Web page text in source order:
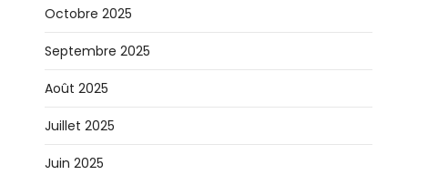
Octobre 2025
Septembre 2025
Août 2025
Juillet 2025
Juin 2025